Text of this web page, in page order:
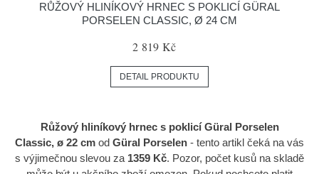
RŮŽOVÝ HLINÍKOVÝ HRNEC S POKLICÍ GÜRAL
PORSELEN CLASSIC, Ø 24 CM
2 819 Kč
DETAIL PRODUKTU
Růžový hliníkový hrnec s poklicí Güral Porselen
Classic, ø 22 cm od Güral Porselen - tento artikl čeká na vás
s výjimečnou slevou za 1359 Kč. Pozor, počet kusů na skladě